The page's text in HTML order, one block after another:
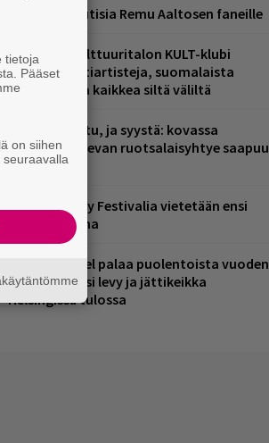
Mainioita uutisia Remu Aaltosen faneille
Helsingin Kulttuuritalon KULT-klubi
tarjoaa kulttiartisteja, suomalaista
osaamista ja kaikkea siltä väliltä
Kent mainittu, ja syystä: kovassa
nosteessa olevan ruotsalaisyhtye saapuu
Suomeen
Tampere City Festivalia vietetään ensi
viikonloppuna
Blind Channel palaa puolentoista vuoden
tauolta – uusi levy ja jättikeikka
Helsingissä tulossa
tietoja
Pääset
on siihen